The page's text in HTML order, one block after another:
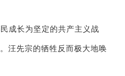
成长为坚定的共产主义战
汪先宗的牺牲反而极大地唤